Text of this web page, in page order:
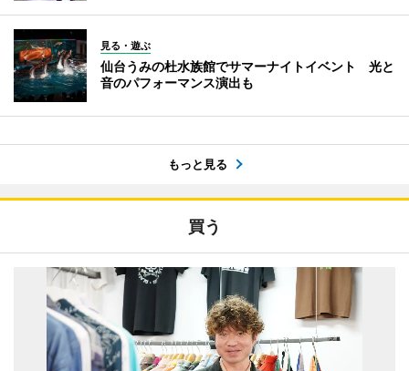
見る・遊ぶ
仙台うみの杜水族館でサマーナイトイベント 光と
音のパフォーマンス演出も
もっと見る
買う